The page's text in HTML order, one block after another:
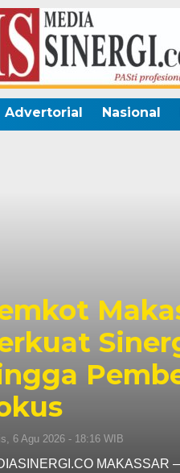
Advertorial Nasional
Dubes
Munafri,
ASN
Rabu, 5 Agu 2026 - 18:31
MEDIASINERGI.CO